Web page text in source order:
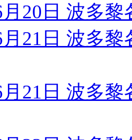
月20日 波多
月21日 波多
月21日 波多